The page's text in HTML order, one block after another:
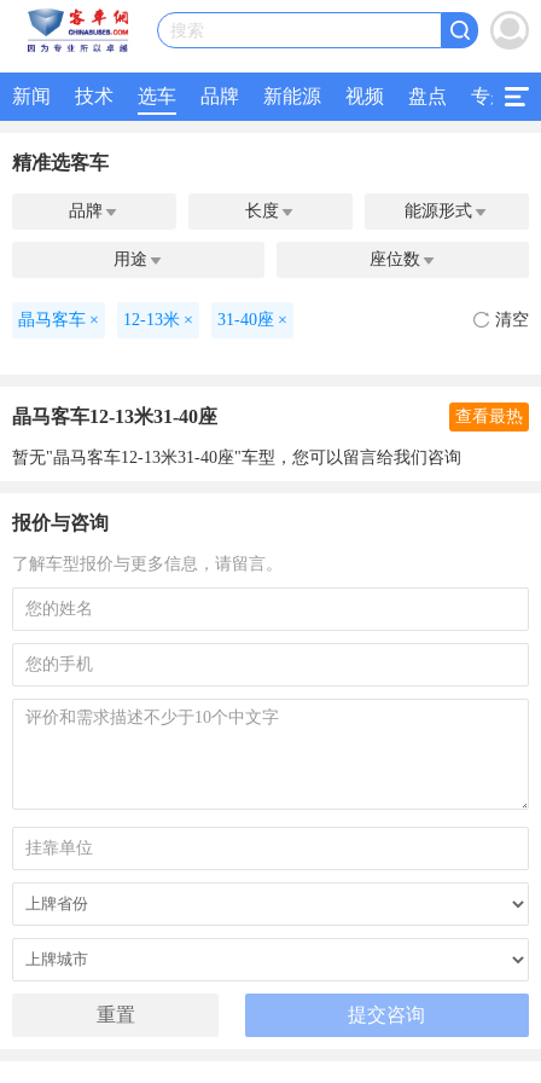
搜索
新闻 技术 选车 品牌 新能源 视频 盘点 专题
精准选客车
品牌  长度  能源形式 
用途  座位数 
晶马客车 × 12-13米 × 31-40座 × 清空
晶马客车12-13米31-40座 查看最热
暂无"晶马客车12-13米31-40座"车型，您可以留言给我们咨询
报价与咨询
了解车型报价与更多信息，请留言。